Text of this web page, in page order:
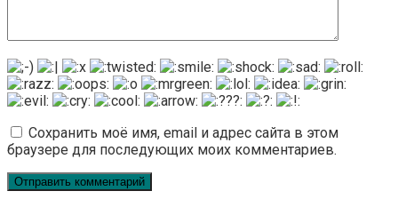
Сохранить моё имя, email и адрес сайта в этом
браузере для последующих моих комментариев.